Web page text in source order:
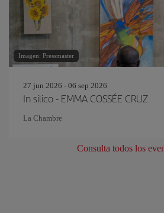
Imagen: Pressmaster
27 jun 2026 - 06 sep 2026
In silico - EMMA COSSÉE CRUZ
La Chambre
Consulta todos los